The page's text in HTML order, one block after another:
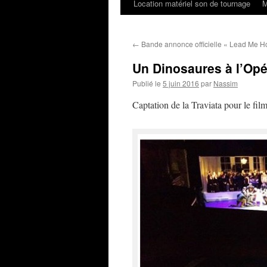
Location matériel son de tournage
← Bande annonce officielle « Lead Me
Un Dinosaures à
Publié le 5 juin 2016 par Nassim
Captation de la Traviata pour le